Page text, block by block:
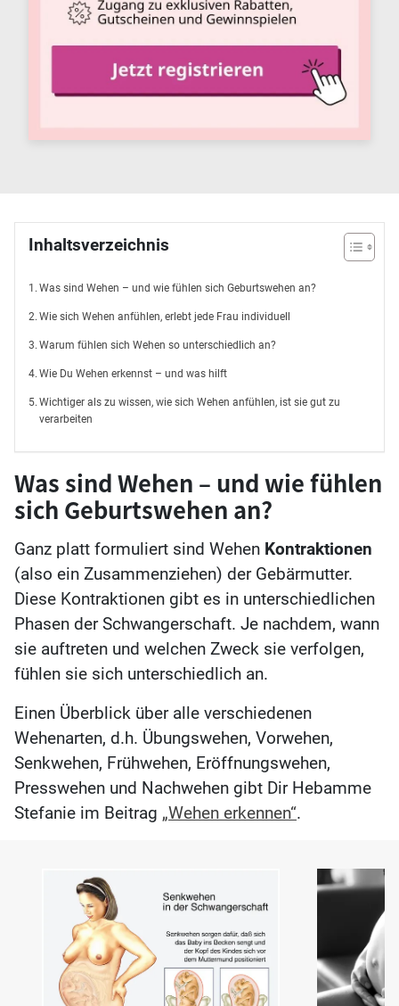
Inhaltsverzeichnis
Was sind Wehen – und wie fühlen sich Geburtswehen an?
Wie sich Wehen anfühlen, erlebt jede Frau individuell
Warum fühlen sich Wehen so unterschiedlich an?
Wie Du Wehen erkennst – und was hilft
Wichtiger als zu wissen, wie sich Wehen anfühlen, ist sie gut zu
verarbeiten
Was sind Wehen – und wie fühlen
sich Geburtswehen an?
Ganz platt formuliert sind Wehen Kontraktionen
(also ein Zusammenziehen) der Gebärmutter.
Diese Kontraktionen gibt es in unterschiedlichen
Phasen der Schwangerschaft. Je nachdem, wann
sie auftreten und welchen Zweck sie verfolgen,
fühlen sie sich unterschiedlich an.
Einen Überblick über alle verschiedenen
Wehenarten, d.h. Übungswehen, Vorwehen,
Senkwehen, Frühwehen, Eröffnungswehen,
Presswehen und Nachwehen gibt Dir Hebamme
Stefanie im Beitrag „Wehen erkennen“.